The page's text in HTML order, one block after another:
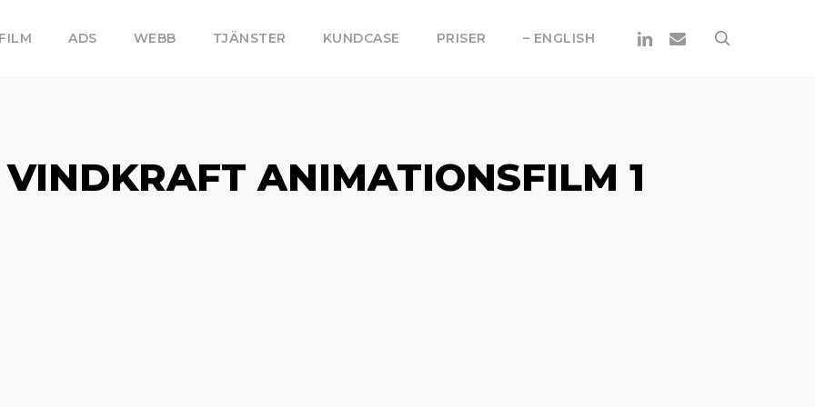
FILM ADS WEBB TJÄNSTER KUNDCASE PRISER – ENGLISH Linkedin
Email
VINDKRAFT ANIMATIONSFILM 1